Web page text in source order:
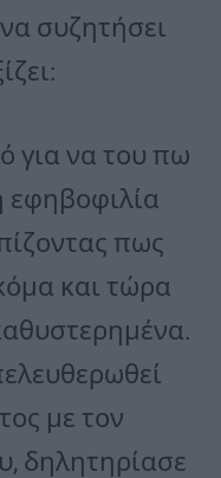
συζητήσει
για να του πω
εφηβοφιλία
πως
και τώρα
με τον
δηλητηρίασε